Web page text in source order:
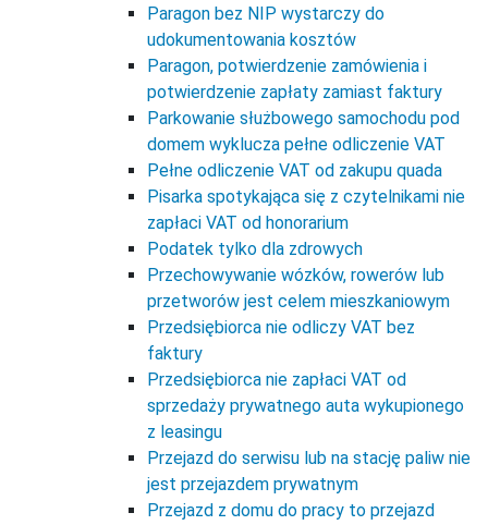
Paragon bez NIP wystarczy do
udokumentowania kosztów
Paragon, potwierdzenie zamówienia i
potwierdzenie zapłaty zamiast faktury
Parkowanie służbowego samochodu pod
domem wyklucza pełne odliczenie VAT
Pełne odliczenie VAT od zakupu quada
Pisarka spotykająca się z czytelnikami nie
zapłaci VAT od honorarium
Podatek tylko dla zdrowych
Przechowywanie wózków, rowerów lub
przetworów jest celem mieszkaniowym
Przedsiębiorca nie odliczy VAT bez
faktury
Przedsiębiorca nie zapłaci VAT od
sprzedaży prywatnego auta wykupionego
z leasingu
Przejazd do serwisu lub na stację paliw nie
jest przejazdem prywatnym
Przejazd z domu do pracy to przejazd